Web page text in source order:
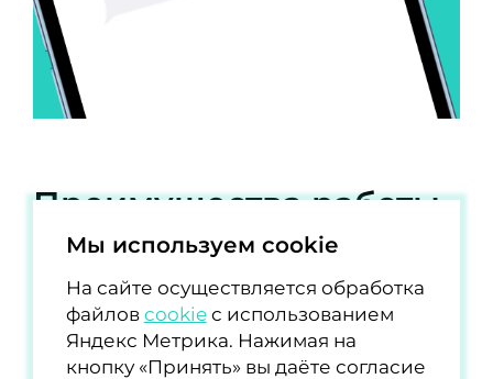
Преимущества работы
с нами
Мы используем cookie
На сайте осуществляется обработка
файловcookieс использованием
Яндекс Метрика. Нажимая на
кнопку «Принять» вы даёте согласие